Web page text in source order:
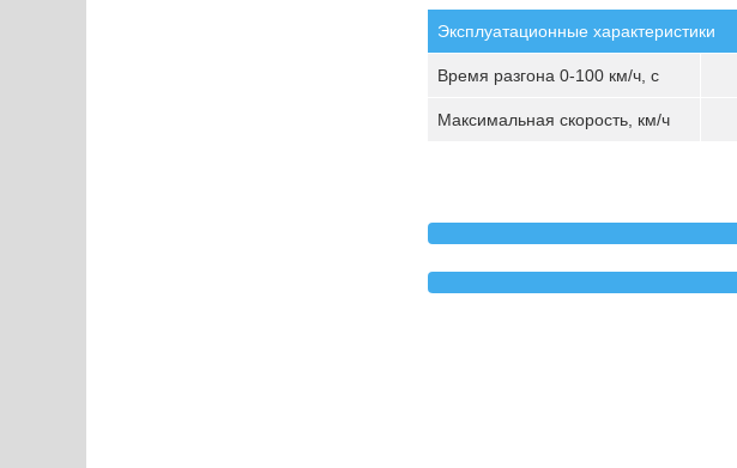
Эксплуатационные характеристики
Время разгона 0-100 км/ч, с
Максимальная скорость, км/ч